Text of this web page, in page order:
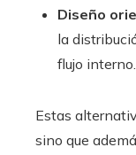
Diseño
la
flujo interno.
Estas
sino que